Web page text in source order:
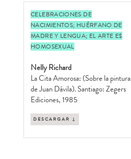
CELEBRACIONES DE
NACIMIENTOS; HUÉRFANO DE
MADRE Y LENGUA; EL ARTE E$
HOMOSEXUAL
Nelly Richard
La Cita Amorosa: (Sobre la pintura
de Juan Dávila). Santiago: Zegers
Ediciones, 1985
DESCARGAR ↓